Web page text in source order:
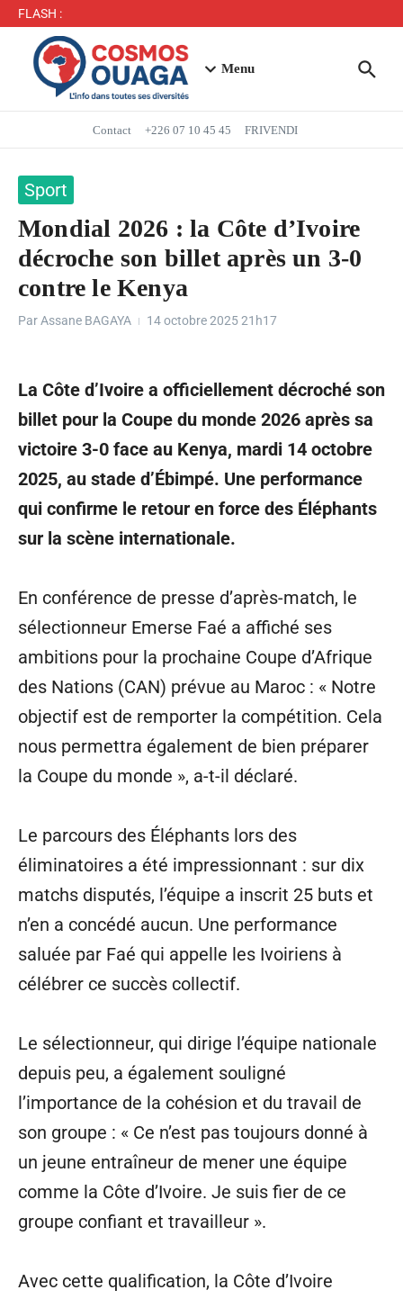
FLASH :
Mbappé entre dans l’histoire des Bleus
Menu
Contact +226 07 10 45 45 FRIVENDI
Sport
Mondial 2026 : la Côte d’Ivoire
décroche son billet après un 3-0
contre le Kenya
ParAssane BAGAYA 14 octobre 202521h17
La Côte d’Ivoire a officiellement décroché son
billet pour la Coupe du monde 2026 après sa
victoire 3-0 face au Kenya, mardi 14 octobre
2025, au stade d’Ébimpé. Une performance
qui confirme le retour en force des Éléphants
sur la scène internationale.
En conférence de presse d’après-match, le
sélectionneur Emerse Faé a affiché ses
ambitions pour la prochaine Coupe d’Afrique
des Nations (CAN) prévue au Maroc : « Notre
objectif est de remporter la compétition. Cela
nous permettra également de bien préparer
la Coupe du monde », a-t-il déclaré.
Le parcours des Éléphants lors des
éliminatoires a été impressionnant : sur dix
matchs disputés, l’équipe a inscrit 25 buts et
n’en a concédé aucun. Une performance
saluée par Faé qui appelle les Ivoiriens à
célébrer ce succès collectif.
Le sélectionneur, qui dirige l’équipe nationale
depuis peu, a également souligné
l’importance de la cohésion et du travail de
son groupe : « Ce n’est pas toujours donné à
un jeune entraîneur de mener une équipe
comme la Côte d’Ivoire. Je suis fier de ce
groupe confiant et travailleur ».
Avec cette qualification, la Côte d’Ivoire